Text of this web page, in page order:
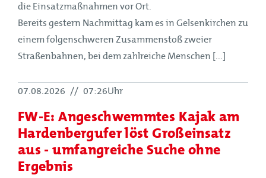
die Einsatzmaßnahmen vor Ort.
Bereits gestern Nachmittag kam es in Gelsenkirchen zu
einem folgenschweren Zusammenstoß zweier
Straßenbahnen, bei dem zahlreiche Menschen [...]
07.08.2026 // 07:26Uhr
FW-E: Angeschwemmtes Kajak am
Hardenbergufer löst Großeinsatz
aus - umfangreiche Suche ohne
Ergebnis